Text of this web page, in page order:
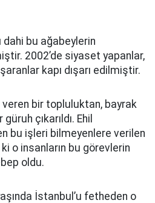
dahi bu ağabeylerin
2002’de siyaset yapanlar,
kapı dışarı edilmiştir.
bir topluluktan, bayrak
çıkarıldı. Ehil
bu işleri bilmeyenlere verilen
o insanların bu görevlerin
oldu.
İstanbul’u fetheden o